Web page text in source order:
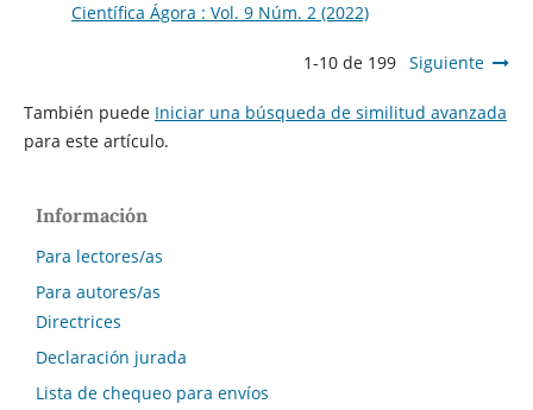
Científica Ágora : Vol. 9 Núm. 2 (2022)
1-10 de 199 Siguiente
También puede Iniciar una búsqueda de similitud avanzada
para este artículo.
Información
Para lectores/as
Para autores/as
Directrices
Declaración jurada
Lista de chequeo para envíos